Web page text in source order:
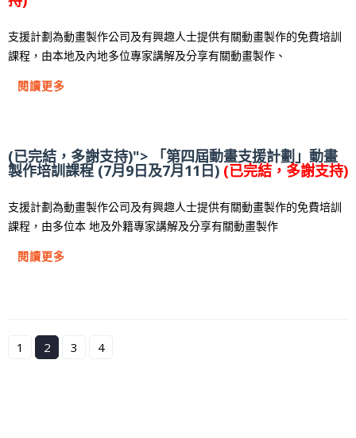
支援計劃為動畫製作公司及有興趣人士提供有關動畫製作的免費培訓
課程，由本地及內地多位專家講解及分享有關動畫製作、
閱讀更多
(已完結，多謝支持)"> 「第四屆動畫支援計劃」動畫
製作培訓課程 (7月9日及7月11日) (已完結，多謝支持)
支援計劃為動畫製作公司及有興趣人士提供有關動畫製作的免費培訓
課程，由多位本 地及外籍專家講解及分享有關動畫製作
閱讀更多
1 2 3 4